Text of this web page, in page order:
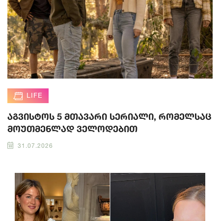
LIFE
აგვისტოს 5 მთავარი სერიალი, რომელსაც
მოუთმენლად ველოდებით
31.07.2026